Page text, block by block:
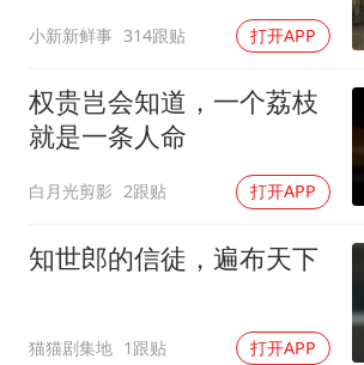
小新新鲜事 314跟贴 打开APP
权贵岂会知道，一个荔枝
就是一条人命
白月光剪影 2跟贴 打开APP
知世郎的信徒，遍布天下
猫猫剧集地 1跟贴 打开APP